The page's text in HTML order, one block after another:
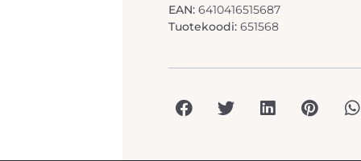
EAN: 6410416515687
Tuotekoodi: 651568